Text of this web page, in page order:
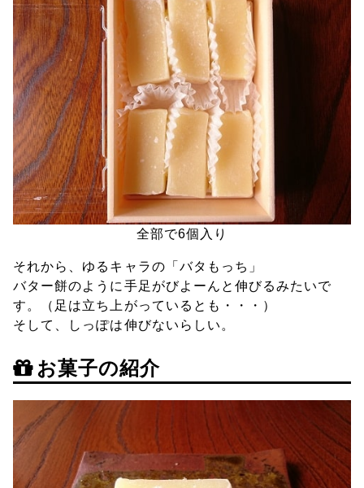
全部で6個入り
それから、ゆるキャラの「バタもっち」
バター餅のように手足がびよーんと伸びるみたいで
す。（足は立ち上がっているとも・・・）
そして、しっぽは伸びないらしい。
お菓子の紹介